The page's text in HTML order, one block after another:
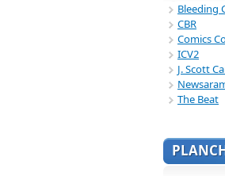
Bleeding
CBR
Comics
ICV2
J. Scott
The Beat